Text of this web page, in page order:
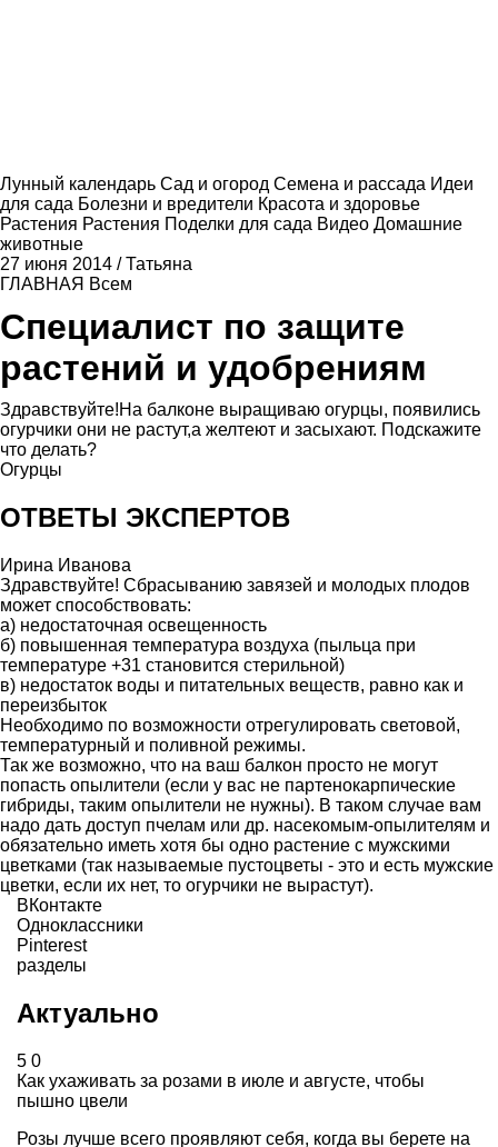
Лунный календарь Сад и огород Семена и рассада Идеи
для сада Болезни и вредители Красота и здоровье
Растения Растения Поделки для сада Видео Домашние
животные
27 июня 2014 /Татьяна
ГЛАВНАЯ Всем
Специалист по защите
растений и удобрениям
Здравствуйте!На балконе выращиваю огурцы, появились
огурчики они не растут,а желтеют и засыхают. Подскажите
что делать?
Огурцы
ОТВЕТЫ ЭКСПЕРТОВ
Ирина Иванова
Здравствуйте! Сбрасыванию завязей и молодых плодов
может способствовать:
а) недостаточная освещенность
б) повышенная температура воздуха (пыльца при
температуре +31 становится стерильной)
в) недостаток воды и питательных веществ, равно как и
переизбыток
Необходимо по возможности отрегулировать световой,
температурный и поливной режимы.
Так же возможно, что на ваш балкон просто не могут
попасть опылители (если у вас не партенокарпические
гибриды, таким опылители не нужны). В таком случае вам
надо дать доступ пчелам или др. насекомым-опылителям и
обязательно иметь хотя бы одно растение с мужскими
цветками (так называемые пустоцветы - это и есть мужские
цветки, если их нет, то огурчики не вырастут).
ВКонтакте
Одноклассники
Pinterest
разделы
Актуально
5 0
Как ухаживать за розами в июле и августе, чтобы
пышно цвели
Розы лучше всего проявляют себя, когда вы берете на